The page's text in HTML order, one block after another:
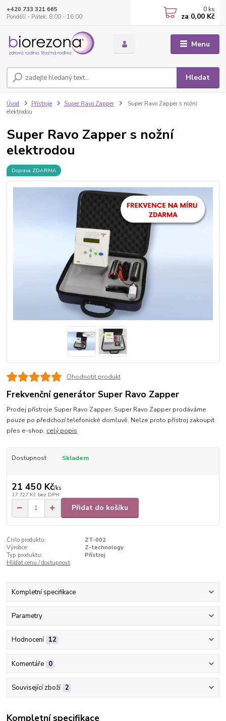
Menu
Hledat
+420 733 321 665
Pondělí - Pátek: 8:00 - 16:00
0 ks
za 0,00 Kč
Úvod Přístroje Super Ravo Zapper
Super Ravo Zapper s nožní
elektrodou
Super Ravo Zapper s nožní
elektrodou
Doprava ZDARMA
Ohodnotit produkt
Frekvenční generátor Super Ravo Zapper
Prodej přístroje Super Ravo Zapper. Super Ravo Zapper prodáváme
pouze po předchozí telefonické domluvě. Nelze proto přístroj zakoupit
přes e-shop. celý popis
Dostupnost Skladem
21 450 Kč/ks
17 727 Kč bez DPH
Přidat do košíku
Číslo produktu:
ZT-002
Výrobce:
Z-technology
Typ produktu:
Přístroj
Hlídat cenu / dostupnost
Kompletní specifikace
Parametry
Hodnocení 12
Komentáře 0
Související zboží 2
Kompletní specifikace